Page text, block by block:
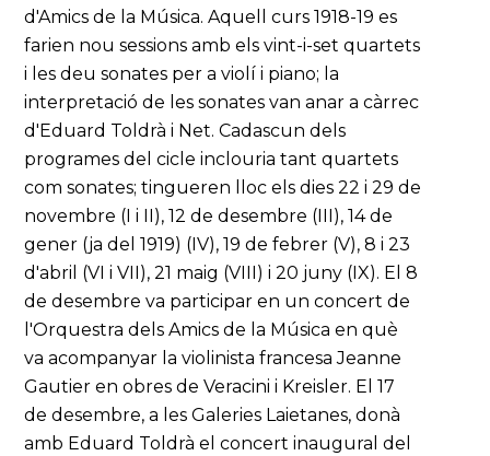
d'Amics de la Música. Aquell curs 1918-19 es
farien nou sessions amb els vint-i-set quartets
i les deu sonates per a violí i piano; la
interpretació de les sonates van anar a càrrec
d'Eduard Toldrà i Net. Cadascun dels
programes del cicle inclouria tant quartets
com sonates; tingueren lloc els dies 22 i 29 de
novembre (I i II), 12 de desembre (III), 14 de
gener (ja del 1919) (IV), 19 de febrer (V), 8 i 23
d'abril (VI i VII), 21 maig (VIII) i 20 juny (IX). El 8
de desembre va participar en un concert de
l'Orquestra dels Amics de la Música en què
va acompanyar la violinista francesa Jeanne
Gautier en obres de Veracini i Kreisler. El 17
de desembre, a les Galeries Laietanes, donà
amb Eduard Toldrà el concert inaugural del